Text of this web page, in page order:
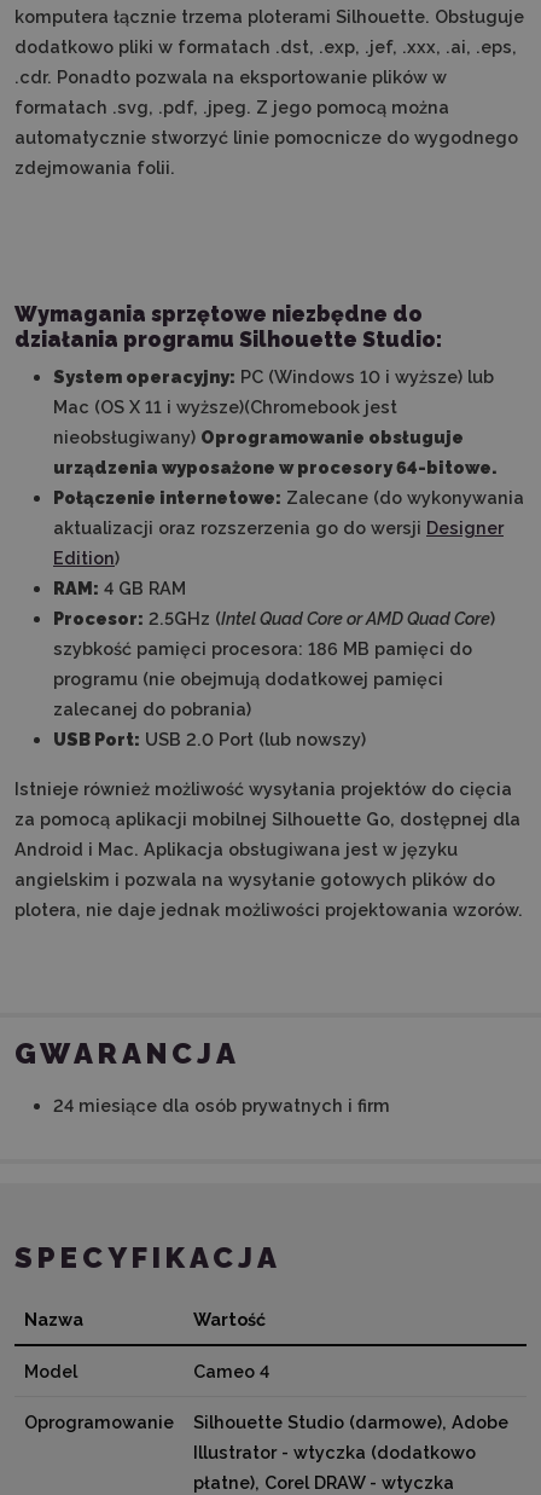
komputera łącznie trzema ploterami Silhouette. Obsługuje
dodatkowo pliki w formatach .dst, .exp, .jef, .xxx, .ai, .eps,
.cdr. Ponadto pozwala na eksportowanie plików w
formatach .svg, .pdf, .jpeg. Z jego pomocą można
automatycznie stworzyć linie pomocnicze do wygodnego
zdejmowania folii.
Wymagania sprzętowe niezbędne do
działania programu Silhouette Studio:
System operacyjny: PC (Windows 10 i wyższe) lub
Mac (OS X 11 i wyższe)(Chromebook jest
nieobsługiwany) Oprogramowanie obsługuje
urządzenia wyposażone w procesory 64-bitowe.
Połączenie internetowe: Zalecane (do wykonywania
aktualizacji oraz rozszerzenia go do wersji Designer
Edition)
RAM: 4 GB RAM
Procesor: 2.5GHz (Intel Quad Core or AMD Quad Core)
szybkość pamięci procesora: 186 MB pamięci do
programu (nie obejmują dodatkowej pamięci
zalecanej do pobrania)
USB Port: USB 2.0 Port (lub nowszy)
Istnieje również możliwość wysyłania projektów do cięcia
za pomocą aplikacji mobilnej Silhouette Go, dostępnej dla
Android i Mac. Aplikacja obsługiwana jest w języku
angielskim i pozwala na wysyłanie gotowych plików do
plotera, nie daje jednak możliwości projektowania wzorów.
GWARANCJA
24 miesiące dla osób prywatnych i firm
SPECYFIKACJA
Nazwa Wartość
Model Cameo 4
Oprogramowanie
Silhouette Studio (darmowe), Adobe
Illustrator - wtyczka (dodatkowo
płatne), Corel DRAW - wtyczka